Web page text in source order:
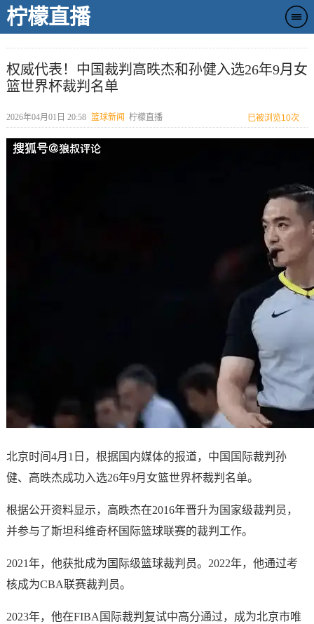
柠檬直播
权威代表！中国裁判高昳杰和孙健入选26年9月女
篮世界杯裁判名单
2026年04月01日 20:58 篮球新闻 柠檬直播 已被浏览10次
北京时间4月1日，根据国内媒体的报道，中国国际裁判孙
健、高昳杰成功入选26年9月女篮世界杯裁判名单。
根据公开资料显示，高昳杰在2016年晋升为国家级裁判员，
并参与了斯坦科维奇杯国际篮球联赛的裁判工作。
2021年，他获批成为国际级篮球裁判员。2022年，他通过考
核成为CBA联赛裁判员。
2023年，他在FIBA国际裁判复试中高分通过，成为北京市唯